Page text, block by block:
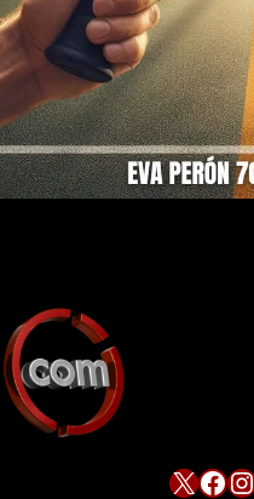
X Facebook Instagram